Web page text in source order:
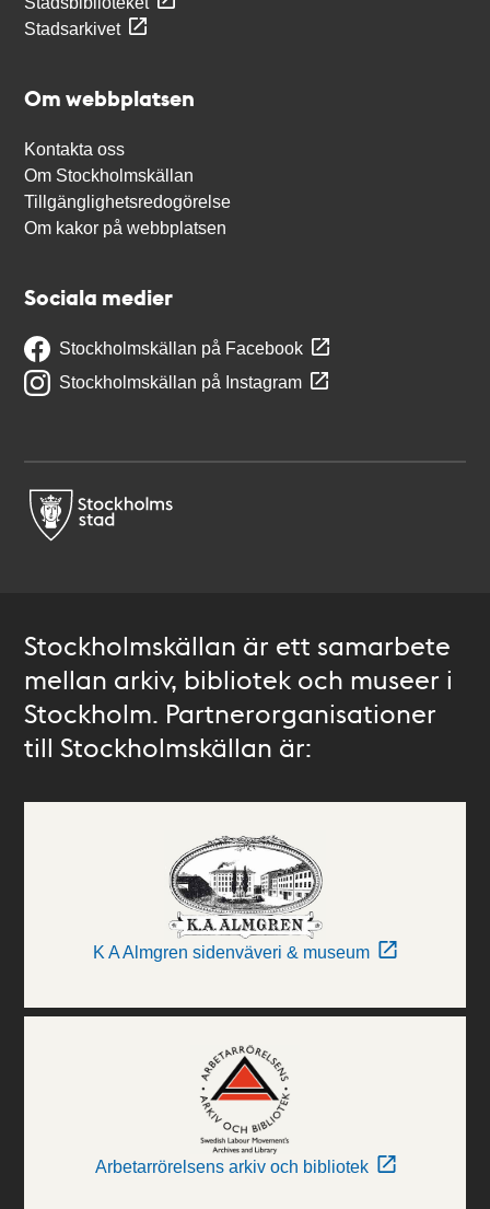
Stadsarkivet
Om webbplatsen
Kontakta oss
Om Stockholmskällan
Tillgänglighetsredogörelse
Om kakor på webbplatsen
Sociala medier
Stockholmskällan på Facebook
Stockholmskällan på Instagram
Stockholmskällan är ett samarbete
mellan arkiv, bibliotek och museer i
Stockholm. Partnerorganisationer
till Stockholmskällan är:
K A Almgren sidenväveri & museum
Arbetarrörelsens arkiv och bibliotek